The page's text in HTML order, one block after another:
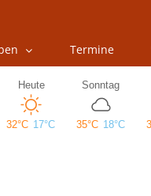
Termine